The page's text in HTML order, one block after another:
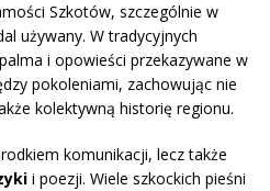
Szkotów, szczególnie w
używany. W tradycyjnych
i opowieści przekazywane w
pokoleniami, zachowując nie
kolektywną historię regionu.
komunikacji, lecz także
i poezji. Wiele szkockich pieśni